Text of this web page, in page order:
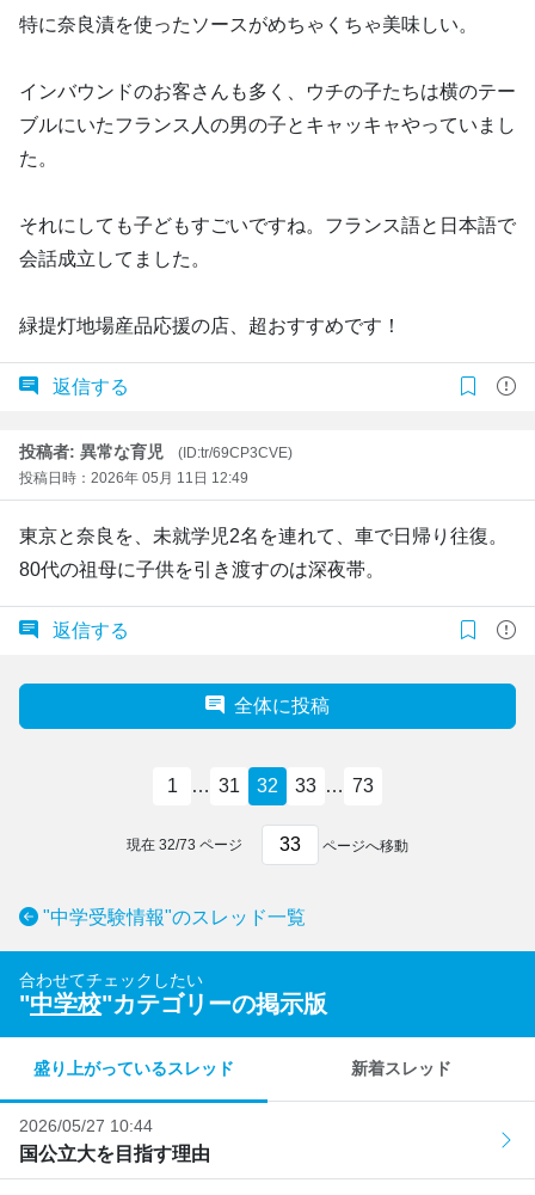
特に奈良漬を使ったソースがめちゃくちゃ美味しい。
インバウンドのお客さんも多く、ウチの子たちは横のテー
ブルにいたフランス人の男の子とキャッキャやっていまし
た。
それにしても子どもすごいですね。フランス語と日本語で
会話成立してました。
緑提灯地場産品応援の店、超おすすめです！
返信する
投稿者: 異常な育児
(ID:tr/69CP3CVE)
投稿日時：2026年 05月 11日 12:49
東京と奈良を、未就学児2名を連れて、車で日帰り往復。
80代の祖母に子供を引き渡すのは深夜帯。
返信する
全体に投稿
1 … 31 32 33 … 73
現在 32/73 ページ ページへ移動
"中学受験情報"のスレッド一覧
合わせてチェックしたい
"中学校"カテゴリーの掲示版
盛り上がっているスレッド 新着スレッド
2026/05/27 10:44
国公立大を目指す理由